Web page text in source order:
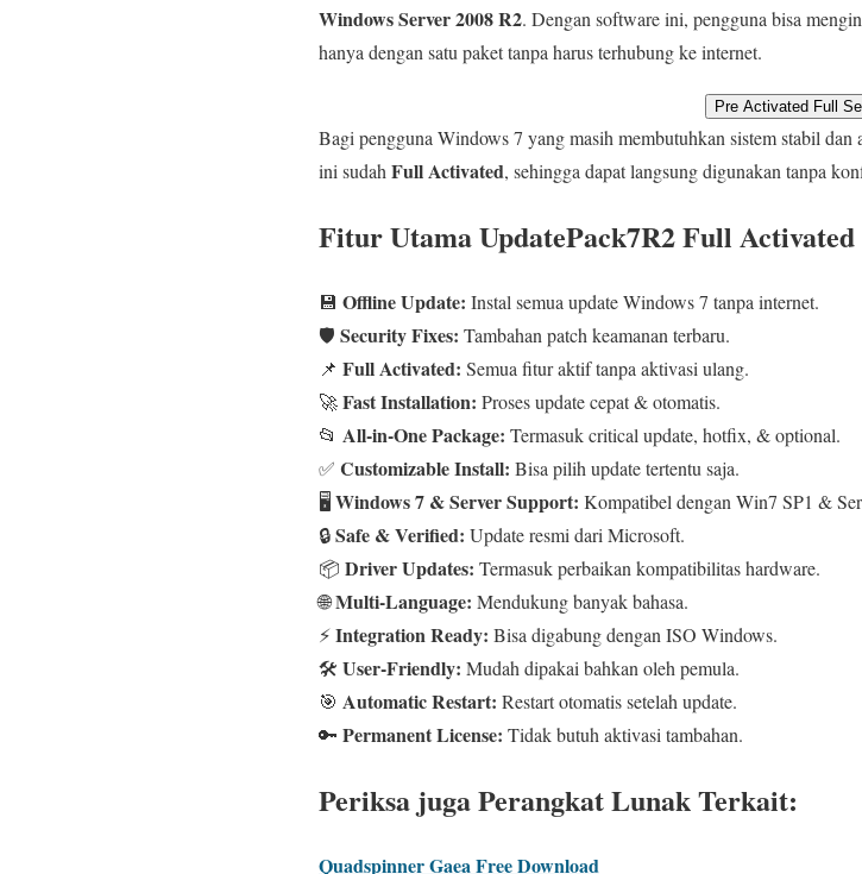
Windows Server 2008 R2. Dengan software ini, pengguna bisa
hanya dengan satu paket tanpa harus terhubung ke internet.
Pre Activated Full
Bagi pengguna Windows 7 yang masih membutuhkan sistem stabil dan
ini sudah Full Activated, sehingga dapat langsung digunakan tanpa
Fitur Utama UpdatePack7R2 Full Activated
💾 Offline Update: Instal semua update Windows 7 tanpa internet.
🛡️ Security Fixes: Tambahan patch keamanan terbaru.
📌 Full Activated: Semua fitur aktif tanpa aktivasi ulang.
🚀Fast Installation: Proses update cepat & otomatis.
📂 All-in-One Package: Termasuk critical update, hotfix, & optional.
✅ Customizable Install: Bisa pilih update tertentu saja.
🖥️Windows 7 & Server Support: Kompatibel dengan Win7 SP1 &
🔒Safe & Verified: Update resmi dari Microsoft.
📦 Driver Updates: Termasuk perbaikan kompatibilitas hardware.
🌐Multi-Language: Mendukung banyak bahasa.
⚡Integration Ready: Bisa digabung dengan ISO Windows.
🛠️ User-Friendly: Mudah dipakai bahkan oleh pemula.
🎯 Automatic Restart: Restart otomatis setelah update.
🔑 Permanent License: Tidak butuh aktivasi tambahan.
Periksa juga Perangkat Lunak Terkait:
Quadspinner Gaea Free Download